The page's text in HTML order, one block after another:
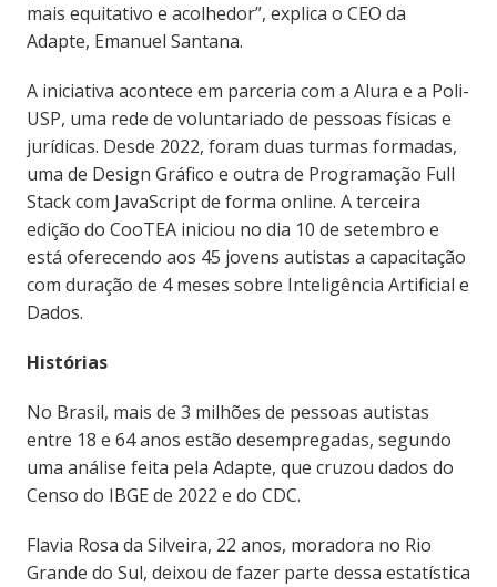
mais equitativo e acolhedor”, explica o CEO da
Adapte, Emanuel Santana.
A iniciativa acontece em parceria com a Alura e a Poli-
USP, uma rede de voluntariado de pessoas físicas e
jurídicas. Desde 2022, foram duas turmas formadas,
uma de Design Gráfico e outra de Programação Full
Stack com JavaScript de forma online. A terceira
edição do CooTEA iniciou no dia 10 de setembro e
está oferecendo aos 45 jovens autistas a capacitação
com duração de 4 meses sobre Inteligência Artificial e
Dados.
Histórias
No Brasil, mais de 3 milhões de pessoas autistas
entre 18 e 64 anos estão desempregadas, segundo
uma análise feita pela Adapte, que cruzou dados do
Censo do IBGE de 2022 e do CDC.
Flavia Rosa da Silveira, 22 anos, moradora no Rio
Grande do Sul, deixou de fazer parte dessa estatística